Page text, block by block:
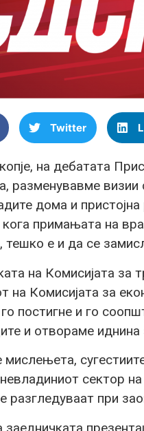
Twitter
на дебатата
разменувавме
дома и
примањата на
е и да се
на Комисијата за
на Комисијата за
постигне и го
и отвораме
сектор
разгледуваат при
заедничката